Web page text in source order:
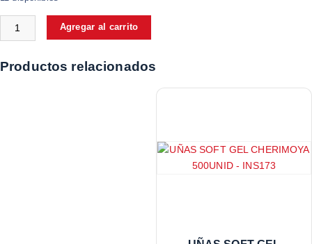
Agregar al carrito
Productos relacionados